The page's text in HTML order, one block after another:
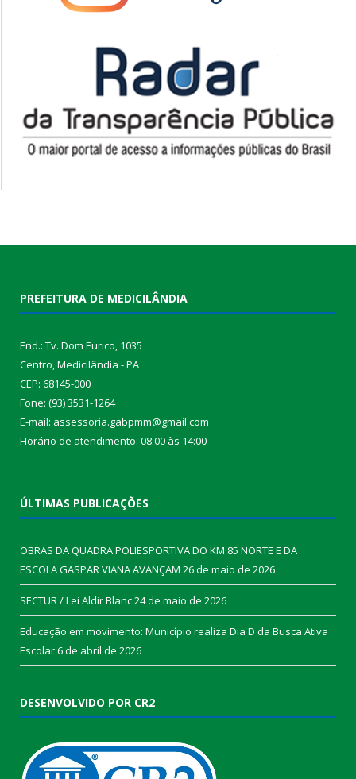
PREFEITURA DE MEDICILÂNDIA
End.: Tv. Dom Eurico, 1035
Centro, Medicilândia - PA
CEP: 68145-000
Fone: (93) 3531-1264
E-mail: assessoria.gabpmm@gmail.com
Horário de atendimento: 08:00 às 14:00
ÚLTIMAS PUBLICAÇÕES
OBRAS DA QUADRA POLIESPORTIVA DO KM 85 NORTE E DA
ESCOLA GASPAR VIANA AVANÇAM 26 de maio de 2026
SECTUR / Lei Aldir Blanc24 de maio de 2026
Educação em movimento: Município realiza Dia D da Busca Ativa
Escolar6 de abril de 2026
DESENVOLVIDO POR CR2